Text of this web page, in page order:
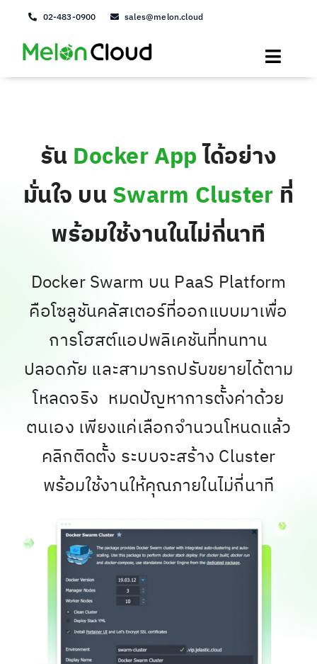
content
02-483-0900 sales@melon.cloud
Toggle
Service
Solution
login
รันDocker Appได้อย่าง
มั่นใจ บนSwarm Cluster ที่
พร้อมใช้งานในไม่กี่นาที
Docker Swarm บน PaaS Platform
คือโซลูชันคลัสเตอร์ที่ออกแบบมาเพื่อ
การโฮสต์แอปพลิเคชันที่ทนทาน
ปลอดภัย และสามารถปรับขยายได้ตาม
โหลดจริง หมดปัญหาการตั้งค่าด้วย
ตนเอง เพียงแค่เลือกจำนวนโหนดแล้ว
คลิกติดตั้ง ระบบจะสร้าง Cluster
พร้อมใช้งานให้คุณภายในไม่กี่นาที